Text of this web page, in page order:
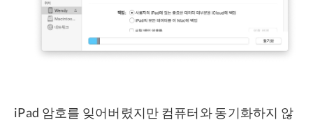
iPad 암호를 잊어버렸지만 컴퓨터와 동기화하지 않